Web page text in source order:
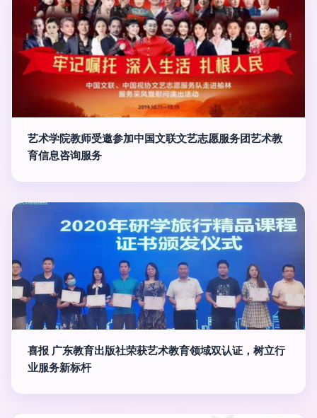
艺术学院教师受邀参加中国文联文艺志愿服务团艺术教
育信息咨询服务
喜报 广东教育出版社荣获艺术教育领域双认证，树立行
业服务新标杆